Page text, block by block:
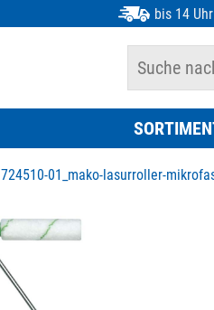
bis 14
724510-01_mako-lasurroller-